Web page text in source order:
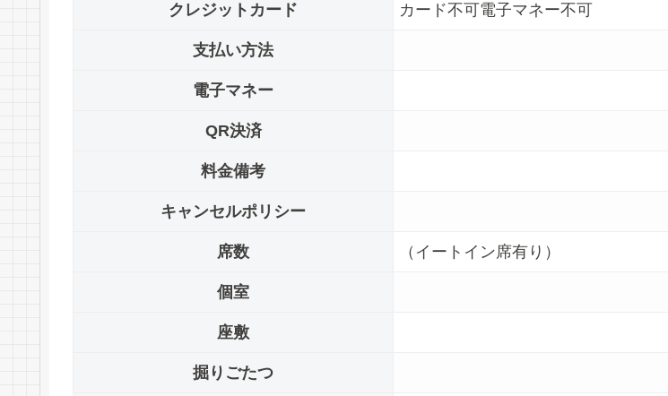
クレジットカード カード不可電子マネー不可
支払い方法
電子マネー
QR決済
料金備考
キャンセルポリシー
席数 （イートイン席有り）
個室
座敷
掘りごたつ